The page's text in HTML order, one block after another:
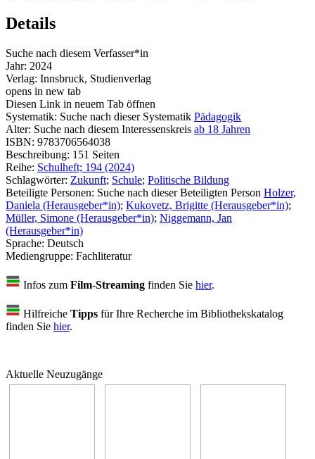
Details
Suche nach diesem Verfasser*in
Jahr: 2024
Verlag: Innsbruck, Studienverlag
opens in new tab
Diesen Link in neuem Tab öffnen
Systematik: Suche nach dieser Systematik Pädagogik
Alter: Suche nach diesem Interessenskreis ab 18 Jahren
ISBN: 9783706564038
Beschreibung: 151 Seiten
Reihe: Schulheft; 194 (2024)
Schlagwörter: Zukunft; Schule; Politische Bildung
Beteiligte Personen: Suche nach dieser Beteiligten Person Holzer,
Daniela (Herausgeber*in); Kukovetz, Brigitte (Herausgeber*in);
Müller, Simone (Herausgeber*in); Niggemann, Jan
(Herausgeber*in)
Sprache: Deutsch
Mediengruppe: Fachliteratur
Infos zum Film-Streaming finden Sie hier.
Hilfreiche Tipps für Ihre Recherche im Bibliothekskatalog
finden Sie hier.
Aktuelle Neuzugänge